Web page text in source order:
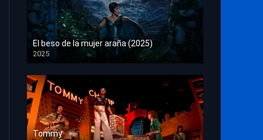
El beso de la mujer araña (2025)
2025
HD 1080p
Tommy